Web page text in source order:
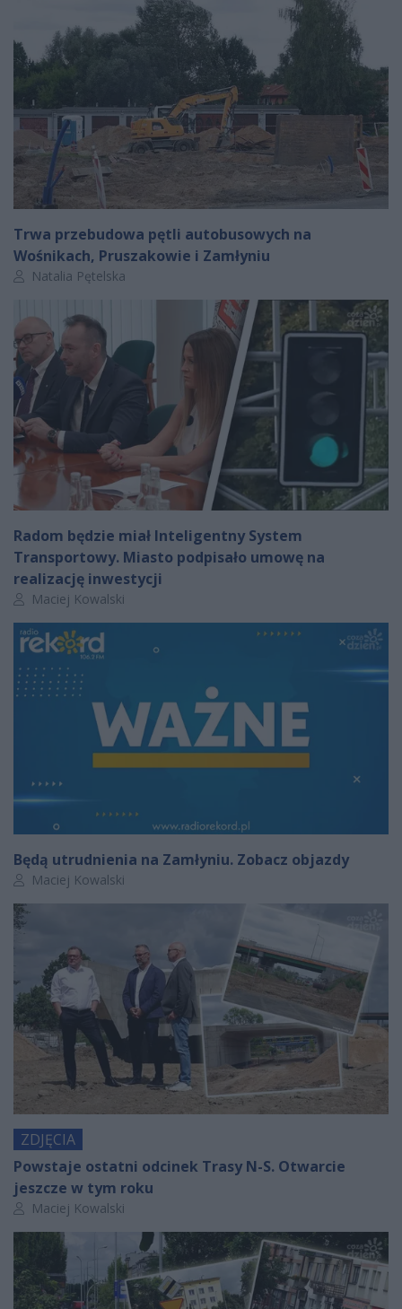
Trwa przebudowa pętli autobusowych na
Wośnikach, Pruszakowie i Zamłyniu
Autor artykułu:
Natalia Pętelska
Radom będzie miał Inteligentny System
Transportowy. Miasto podpisało umowę na
realizację inwestycji
Autor artykułu:
Maciej Kowalski
Będą utrudnienia na Zamłyniu. Zobacz objazdy
Autor artykułu:
Maciej Kowalski
ZDJĘCIA
Powstaje ostatni odcinek Trasy N-S. Otwarcie
jeszcze w tym roku
Autor artykułu:
Maciej Kowalski